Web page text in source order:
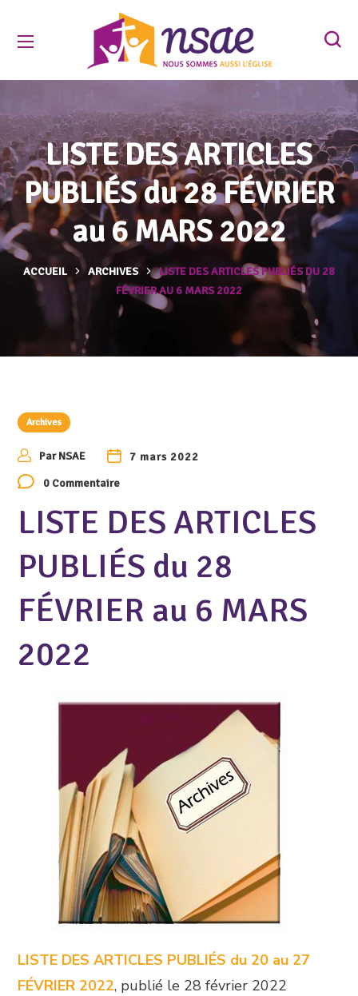
LISTE DES ARTICLES
PUBLIÉS du 28 FÉVRIER
au 6 MARS 2022
ACCUEIL ARCHIVES
LISTE DES ARTICLES PUBLIÉS DU 28
FÉVRIER AU 6 MARS 2022
Archives
ParNSAE
7 mars 2022
0 Commentaire
LISTE DES ARTICLES
PUBLIÉS du 28
FÉVRIER au 6 MARS
2022
LISTE DES ARTICLES PUBLIÉS du 20 au 27
FÉVRIER 2022, publié le 28 février 2022